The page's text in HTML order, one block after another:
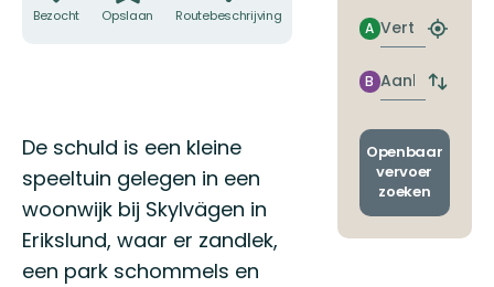
Bezocht Opslaan Routebeschrijving
Omschrijving
De schuld is een kleine
speeltuin gelegen in een
woonwijk bij Skylvägen in
Erikslund, waar er zandlek,
een park schommels en
Vertrek
A
Zoek
halte
Aankomst
B
Wissel
en
Openbaar
vervoer
zoeken